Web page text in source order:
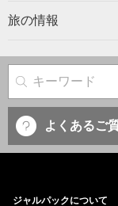
旅の情報
サイト内検索
よくあるご
ジャルパックについて